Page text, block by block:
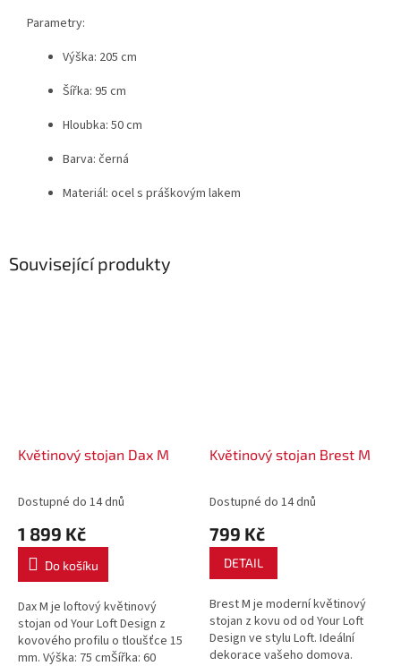
Parametry:
Výška: 205 cm
Šířka: 95 cm
Hloubka: 50 cm
Barva: černá
Materiál: ocel s práškovým lakem
Související produkty
Květinový stojan Dax M
Dostupné do 14 dnů
1 899 Kč
Do košíku
Dax M je loftový květinový
stojan od Your Loft Design z
kovového profilu o tloušťce 15
mm. Výška: 75 cmŠířka: 60
Květinový stojan Brest M
Dostupné do 14 dnů
799 Kč
DETAIL
Brest M je moderní květinový
stojan z kovu od od Your Loft
Design ve stylu Loft. Ideální
dekorace vašeho domova.